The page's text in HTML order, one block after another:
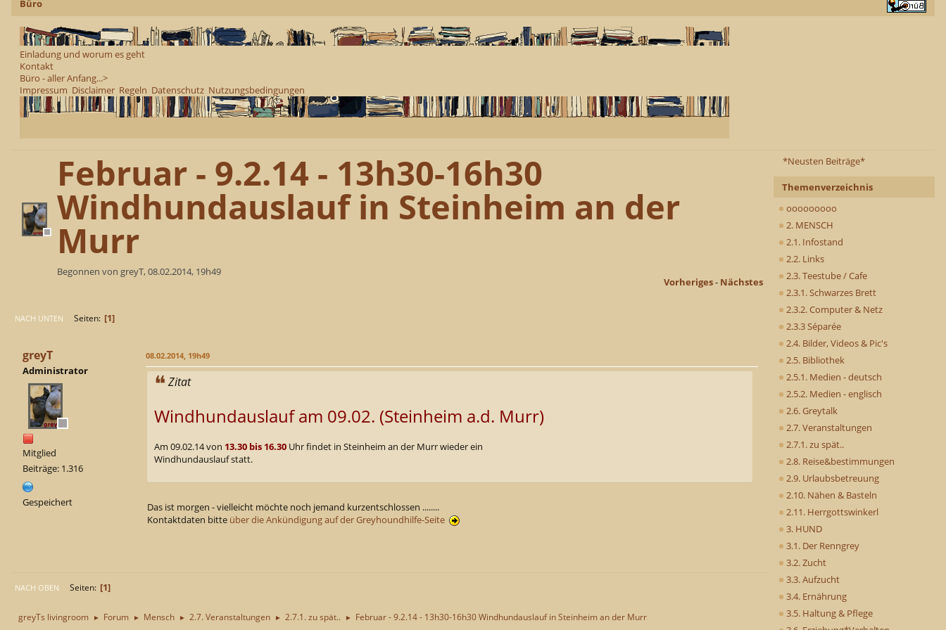
Büro
Einladung und worum es geht
Kontakt
Büro - aller Anfang...>
Impressum Disclaimer Regeln Datenschutz Nutzungsbedingungen
*Neusten Beiträge*
Themenverzeichnis
ooooooooo
2. MENSCH
2.1. Infostand
2.2. Links
2.3. Teestube / Cafe
2.3.1. Schwarzes Brett
2.3.2. Computer & Netz
2.3.3 Séparée
2.4. Bilder, Videos & Pic's
2.5. Bibliothek
2.5.1. Medien - deutsch
2.5.2. Medien - englisch
2.6. Greytalk
2.7. Veranstaltungen
2.7.1. zu spät..
2.8. Reise&bestimmungen
2.9. Urlaubsbetreuung
2.10. Nähen & Basteln
2.11. Herrgottswinkerl
3. HUND
3.1. Der Renngrey
3.2. Zucht
3.3. Aufzucht
3.4. Ernährung
3.5. Haltung & Pflege
Februar - 9.2.14 - 13h30-16h30
Windhundauslauf in Steinheim an der
Murr
Begonnen von greyT, 08.02.2014, 19h49
Vorheriges- Nächstes
NACH UNTEN Seiten 1
greyT
Administrator
Mitglied
Beiträge: 1.316
Gespeichert
08.02.2014, 19h49
Zitat
Windhundauslauf am 09.02. (Steinheim a.d. Murr)
Am 09.02.14 von 13.30 bis 16.30 Uhr findet in Steinheim an der Murr wieder ein
Windhundauslauf statt.
Das ist morgen - vielleicht möchte noch jemand kurzentschlossen ........
Kontaktdaten bitte über die Ankündigung auf der Greyhoundhilfe-Seite
NACH OBEN Seiten 1
greyTs livingroom ► Forum ► Mensch ► 2.7. Veranstaltungen ► 2.7.1. zu spät.. ► Februar - 9.2.14 - 13h30-16h30 Windhundauslauf in Steinheim an der Murr